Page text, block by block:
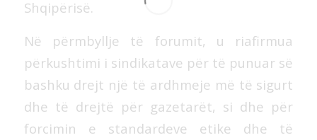
Shqipërisë.
Në përmbyllje të forumit, u riafirmua
përkushtimi i sindikatave për të punuar së
bashku drejt një të ardhmeje më të sigurt
dhe të drejtë për gazetarët, si dhe për
forcimin e standardeve etike dhe të